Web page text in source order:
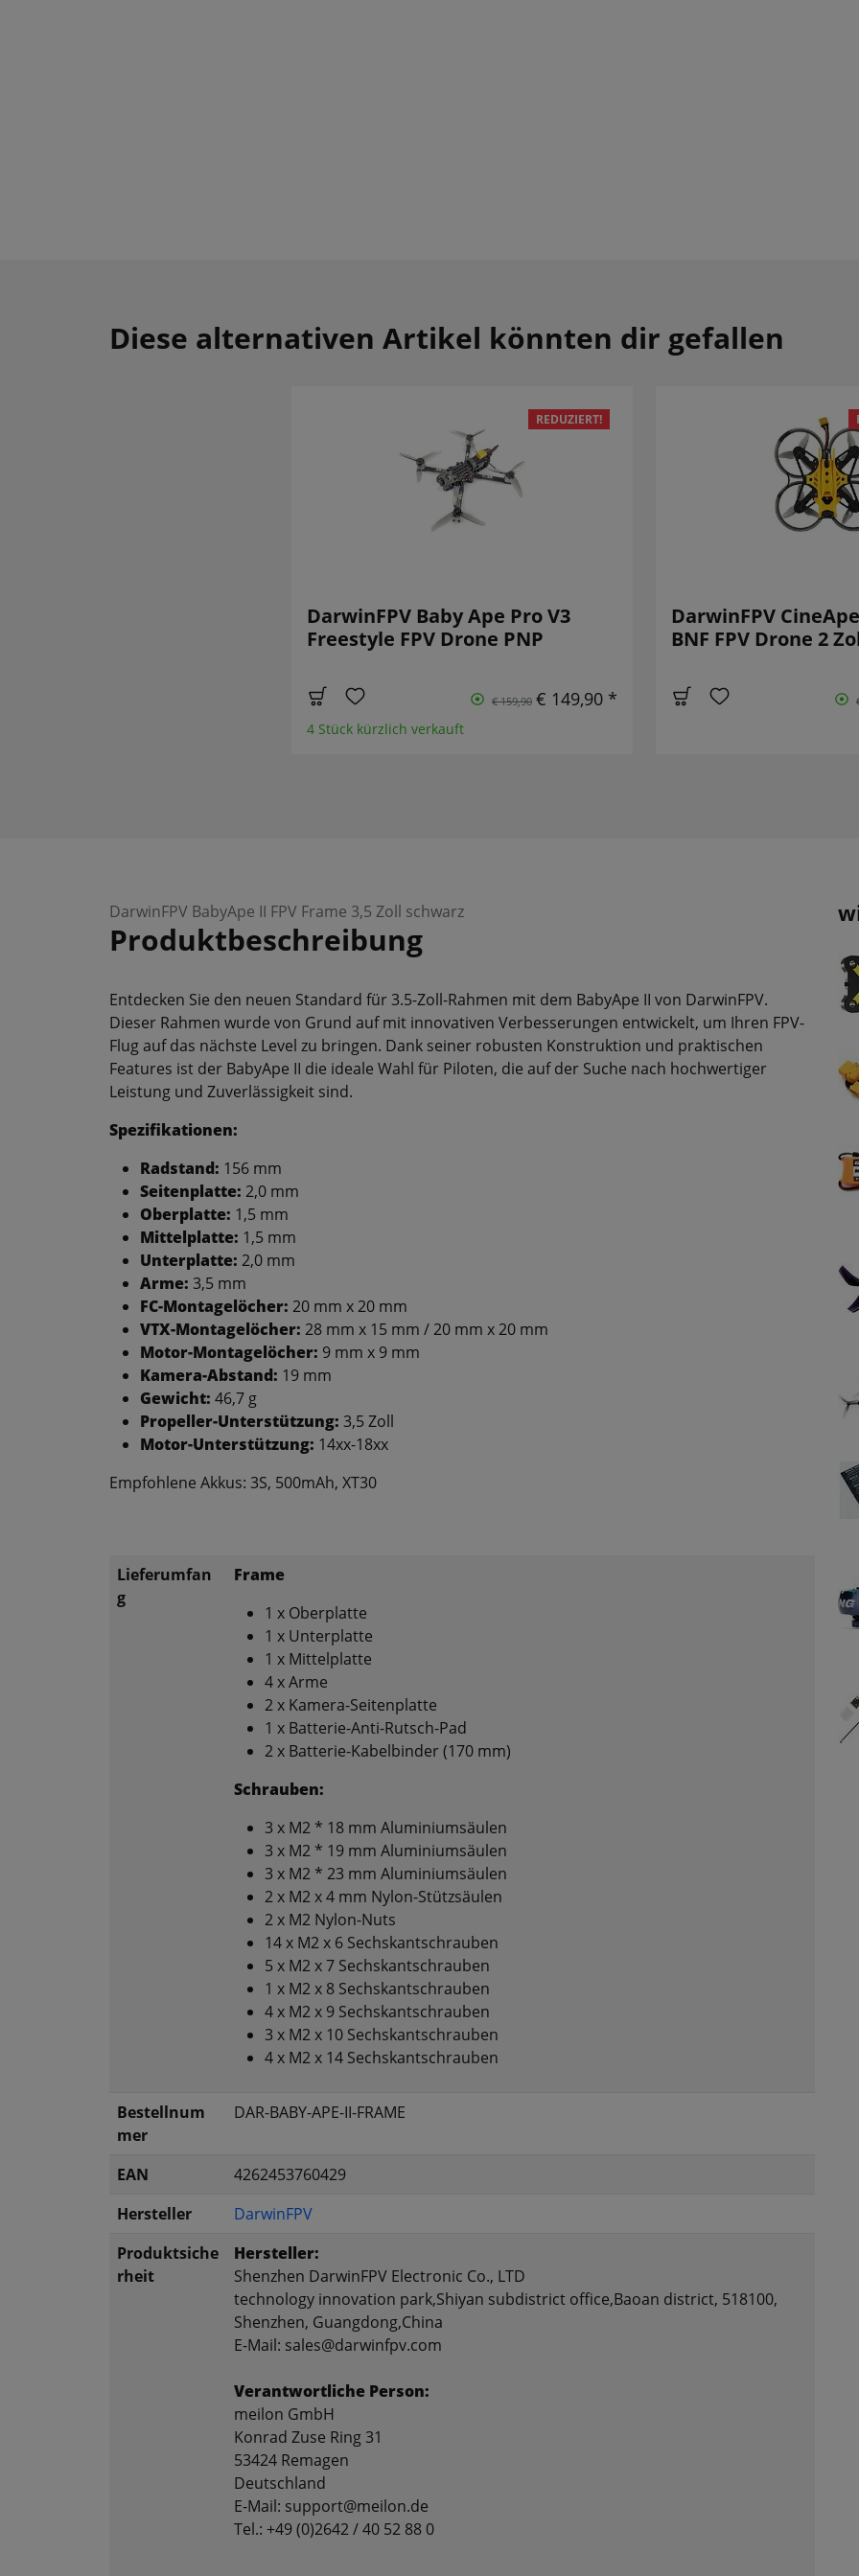
Diese alternativen Artikel könnten dir gefallen
REDUZIERT!
DarwinFPV Baby Ape Pro V3
Freestyle FPV Drone PNP
€ 159,90 € 149,90 *
4 Stück kürzlich verkauft
DarwinFPV
BNF FPV Drone 2
DarwinFPV BabyApe II FPV Frame 3,5 Zoll schwarz
Produktbeschreibung
Entdecken Sie den neuen Standard für 3.5-Zoll-Rahmen mit dem BabyApe II von DarwinFPV.
Dieser Rahmen wurde von Grund auf mit innovativen Verbesserungen entwickelt, um Ihren FPV-
Flug auf das nächste Level zu bringen. Dank seiner robusten Konstruktion und praktischen
Features ist der BabyApe II die ideale Wahl für Piloten, die auf der Suche nach hochwertiger
Leistung und Zuverlässigkeit sind.
Spezifikationen:
Radstand: 156 mm
Seitenplatte: 2,0 mm
Oberplatte: 1,5 mm
Mittelplatte: 1,5 mm
Unterplatte: 2,0 mm
Arme: 3,5 mm
FC-Montagelöcher: 20 mm x 20 mm
VTX-Montagelöcher: 28 mm x 15 mm / 20 mm x 20 mm
Motor-Montagelöcher: 9 mm x 9 mm
Kamera-Abstand: 19 mm
Gewicht: 46,7 g
Propeller-Unterstützung: 3,5 Zoll
Motor-Unterstützung: 14xx-18xx
Empfohlene Akkus: 3S, 500mAh, XT30
Lieferumfan
g
Frame
1 x Oberplatte
1 x Unterplatte
1 x Mittelplatte
4 x Arme
2 x Kamera-Seitenplatte
1 x Batterie-Anti-Rutsch-Pad
2 x Batterie-Kabelbinder (170 mm)
Schrauben:
3 x M2 * 18 mm Aluminiumsäulen
3 x M2 * 19 mm Aluminiumsäulen
3 x M2 * 23 mm Aluminiumsäulen
2 x M2 x 4 mm Nylon-Stützsäulen
2 x M2 Nylon-Nuts
14 x M2 x 6 Sechskantschrauben
5 x M2 x 7 Sechskantschrauben
1 x M2 x 8 Sechskantschrauben
4 x M2 x 9 Sechskantschrauben
3 x M2 x 10 Sechskantschrauben
4 x M2 x 14 Sechskantschrauben
Bestellnum
mer
DAR-BABY-APE-II-FRAME
EAN
4262453760429
Hersteller
DarwinFPV
Produktsiche
rheit
Hersteller:
Shenzhen DarwinFPV Electronic Co., LTD
technology innovation park,Shiyan subdistrict office,Baoan district, 518100,
Shenzhen, Guangdong,China
E-Mail: sales@darwinfpv.com
Verantwortliche Person:
meilon GmbH
Konrad Zuse Ring 31
53424 Remagen
Deutschland
E-Mail: support@meilon.de
Tel.: +49 (0)2642 / 40 52 88 0